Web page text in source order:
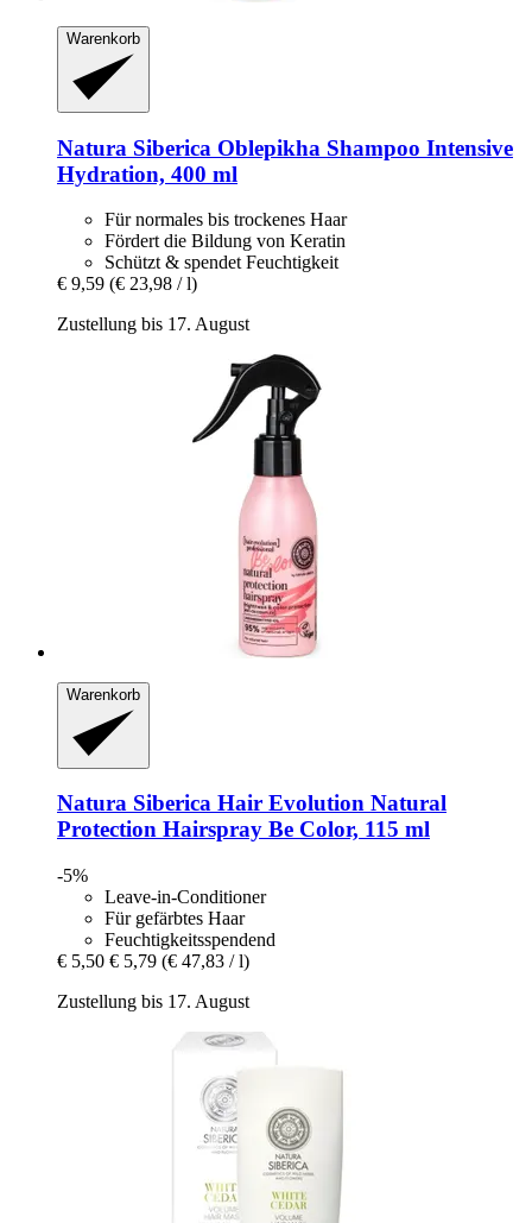
Warenkorb
Natura Siberica Oblepikha Shampoo Intensive
Hydration, 400 ml
Für normales bis trockenes Haar
Fördert die Bildung von Keratin
Schützt & spendet Feuchtigkeit
€ 9,59 (€ 23,98 / l)
Zustellung bis 17. August
Warenkorb
Natura Siberica Hair Evolution Natural
Protection Hairspray Be Color, 115 ml
-5%
Leave-in-Conditioner
Für gefärbtes Haar
Feuchtigkeitsspendend
€ 5,50 € 5,79 (€ 47,83 / l)
Zustellung bis 17. August